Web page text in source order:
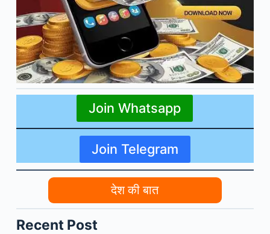
Join Whatsapp
Join Telegram
देश की बात
Recent Post